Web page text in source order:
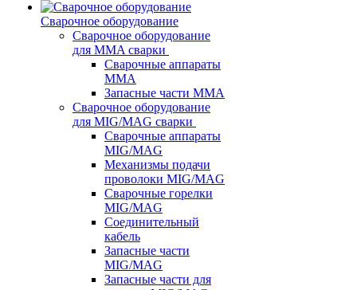
Сварочное оборудование
Сварочное оборудование
для MMA сварки
Сварочные аппараты
MMA
Запасные части MMA
Сварочное оборудование
для MIG/MAG сварки
Сварочные аппараты
MIG/MAG
Механизмы подачи
проволоки MIG/MAG
Сварочные горелки
MIG/MAG
Соединительный
кабель
Запасные части
MIG/MAG
Запасные части для